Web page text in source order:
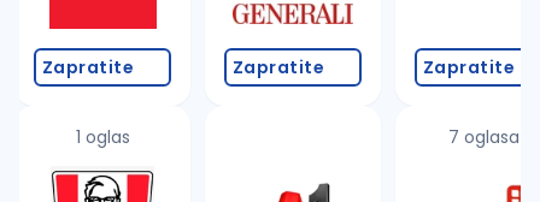
Zapratite
1 oglas
Zapratite Zapratite
7 oglasa